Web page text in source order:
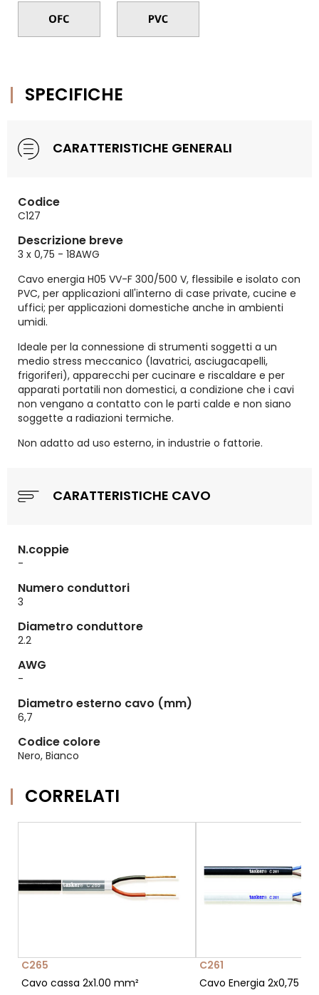
SPECIFICHE
CARATTERISTICHE GENERALI
Codice
C127
Descrizione breve
3 x 0,75 - 18AWG
Cavo energia H05 VV-F 300/500 V, flessibile e isolato con
PVC, per applicazioni all'interno di case private, cucine e
uffici; per applicazioni domestiche anche in ambienti
umidi.
Ideale per la connessione di strumenti soggetti a un
medio stress meccanico (lavatrici, asciugacapelli,
frigoriferi), apparecchi per cucinare e riscaldare e per
apparati portatili non domestici, a condizione che i cavi
non vengano a contatto con le parti calde e non siano
soggette a radiazioni termiche.
Non adatto ad uso esterno, in industrie o fattorie.
CARATTERISTICHE CAVO
N.coppie
-
Numero conduttori
3
Diametro conduttore
2.2
AWG
-
Diametro esterno cavo (mm)
6,7
Codice colore
Nero, Bianco
CORRELATI
C265
Cavo cassa 2x1.00 mm²
C261
Cavo Energia 2x0,75